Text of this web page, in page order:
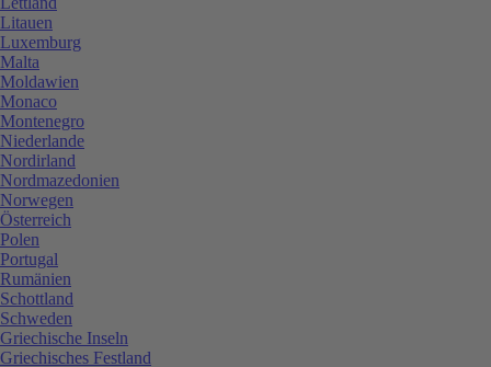
Litauen
Luxemburg
Malta
Moldawien
Monaco
Montenegro
Niederlande
Nordirland
Nordmazedonien
Norwegen
Österreich
Polen
Portugal
Rumänien
Schottland
Schweden
Griechische Inseln
Griechisches Festland